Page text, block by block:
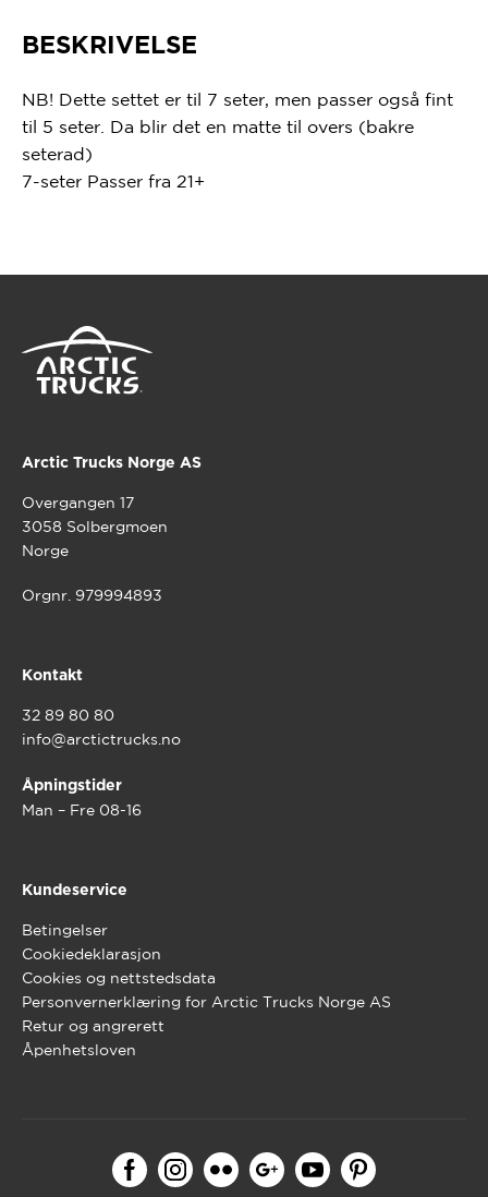
BESKRIVELSE
NB! Dette settet er til 7 seter, men passer også fint
til 5 seter. Da blir det en matte til overs (bakre
seterad)
7-seter Passer fra 21+
Arctic Trucks Norge AS
Overgangen 17
3058 Solbergmoen
Norge
Orgnr. 979994893
Kontakt
32 89 80 80
info@arctictrucks.no
Åpningstider
Man – Fre 08-16
Kundeservice
Betingelser
Cookiedeklarasjon
Cookies og nettstedsdata
Personvernerklæring for Arctic Trucks Norge AS
Retur og angrerett
Åpenhetsloven